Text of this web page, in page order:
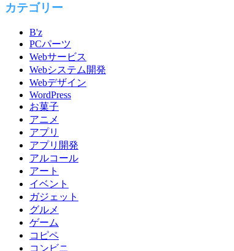
カテゴリー
B'z
PCパーツ
Webサービス
Webシステム開発
Webデザイン
WordPress
お菓子
アニメ
アプリ
アプリ開発
アルコール
アート
イベント
ガジェット
グルメ
ゲーム
コピペ
コンビニ